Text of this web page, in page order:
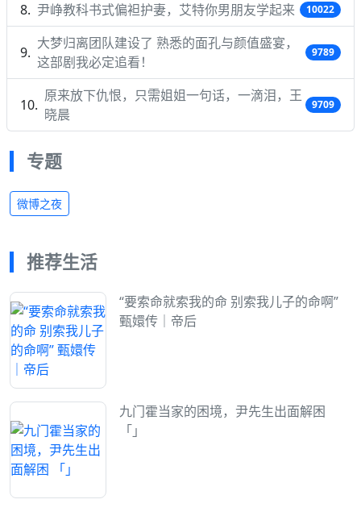
尹峥教科书式偏袒护妻，艾特你男朋友学起来 10022
大梦归离团队建设了 熟悉的面孔与颜值盛宴，
这部剧我必定追看！
9789
原来放下仇恨，只需姐姐一句话，一滴泪，王
晓晨
9709
专题
微博之夜
推荐生活
“要索命就索我的命 别索我儿子的命啊”
甄嬛传｜帝后
九门霍当家的困境，尹先生出面解困
「」